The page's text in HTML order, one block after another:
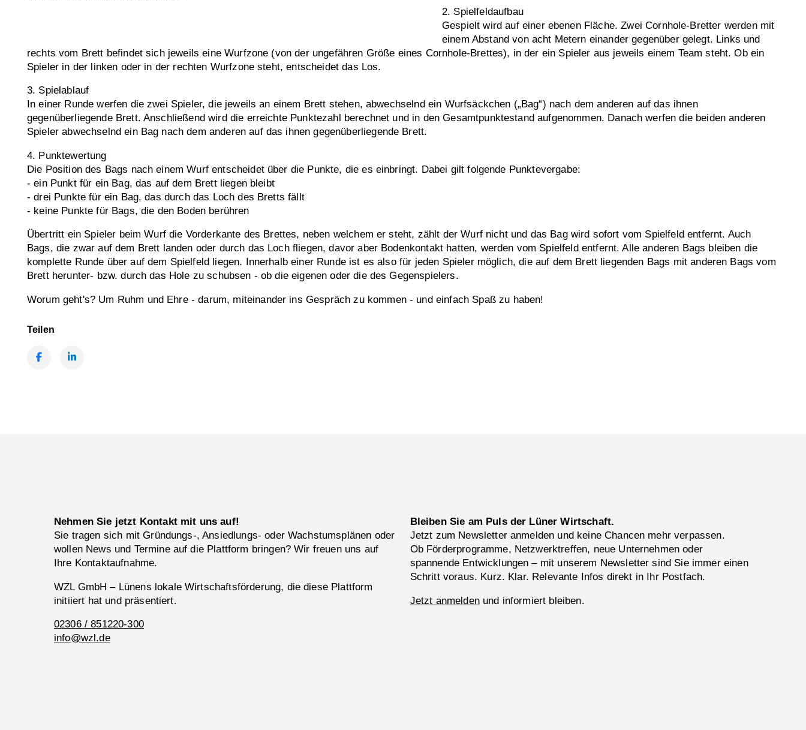
2. Spielfeldaufbau
Gespielt wird auf einer ebenen Fläche. Zwei Cornhole-Bretter werden mit
einem Abstand von acht Metern einander gegenüber gelegt. Links und
rechts vom Brett befindet sich jeweils eine Wurfzone (von der ungefähren Größe eines Cornhole-Brettes), in der ein Spieler aus jeweils einem Team steht. Ob ein
Spieler in der linken oder in der rechten Wurfzone steht, entscheidet das Los.
3. Spielablauf
In einer Runde werfen die zwei Spieler, die jeweils an einem Brett stehen, abwechselnd ein Wurfsäckchen („Bag“) nach dem anderen auf das ihnen
gegenüberliegende Brett. Anschließend wird die erreichte Punktezahl berechnet und in den Gesamtpunktestand aufgenommen. Danach werfen die beiden anderen
Spieler abwechselnd ein Bag nach dem anderen auf das ihnen gegenüberliegende Brett.
4. Punktewertung
Die Position des Bags nach einem Wurf entscheidet über die Punkte, die es einbringt. Dabei gilt folgende Punktevergabe:
- ein Punkt für ein Bag, das auf dem Brett liegen bleibt
- drei Punkte für ein Bag, das durch das Loch des Bretts fällt
- keine Punkte für Bags, die den Boden berühren
Übertritt ein Spieler beim Wurf die Vorderkante des Brettes, neben welchem er steht, zählt der Wurf nicht und das Bag wird sofort vom Spielfeld entfernt. Auch
Bags, die zwar auf dem Brett landen oder durch das Loch fliegen, davor aber Bodenkontakt hatten, werden vom Spielfeld entfernt. Alle anderen Bags bleiben die
komplette Runde über auf dem Spielfeld liegen. Innerhalb einer Runde ist es also für jeden Spieler möglich, die auf dem Brett liegenden Bags mit anderen Bags vom
Brett herunter- bzw. durch das Hole zu schubsen - ob die eigenen oder die des Gegenspielers.
Worum geht's? Um Ruhm und Ehre - darum, miteinander ins Gespräch zu kommen - und einfach Spaß zu haben!
Teilen
Nehmen Sie jetzt Kontakt mit uns auf!
Sie tragen sich mit Gründungs-, Ansiedlungs- oder Wachstumsplänen oder
wollen News und Termine auf die Plattform bringen? Wir freuen uns auf
Ihre Kontaktaufnahme.
WZL GmbH – Lünens lokale Wirtschaftsförderung, die diese Plattform
initiiert hat und präsentiert.
02306 / 851220-300
info@wzl.de
Bleiben Sie am Puls der Lüner Wirtschaft.
Jetzt zum Newsletter anmelden und keine Chancen mehr verpassen.
Ob Förderprogramme, Netzwerktreffen, neue Unternehmen oder
spannende Entwicklungen – mit unserem Newsletter sind Sie immer einen
Schritt voraus. Kurz. Klar. Relevante Infos direkt in Ihr Postfach.
Jetzt anmeldenund informiert bleiben.